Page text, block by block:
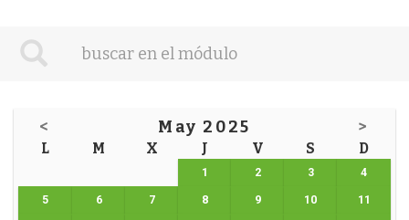
< May 2025 >
L M X J V S D
1 2 3 4
5 6 7 8 9 10 11